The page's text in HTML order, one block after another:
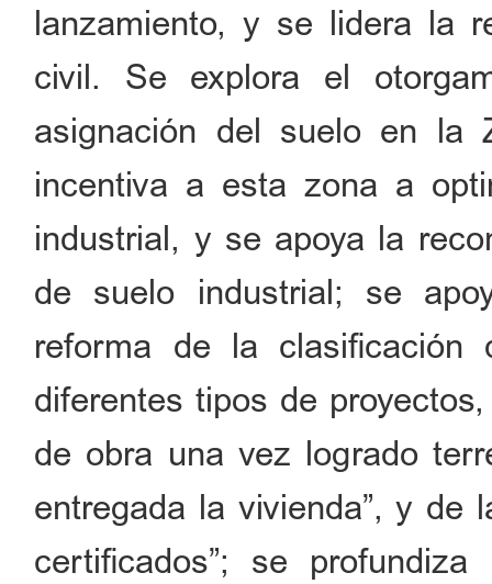
lanzamiento, y se lidera la
civil. Se explora el
asignación del suelo en la
incentiva a esta zona a
industrial, y se apoya la
de suelo industrial; se
reforma de la clasificación
diferentes tipos de
de obra una vez logrado
entregada la vivienda”, y de
certificados”; se